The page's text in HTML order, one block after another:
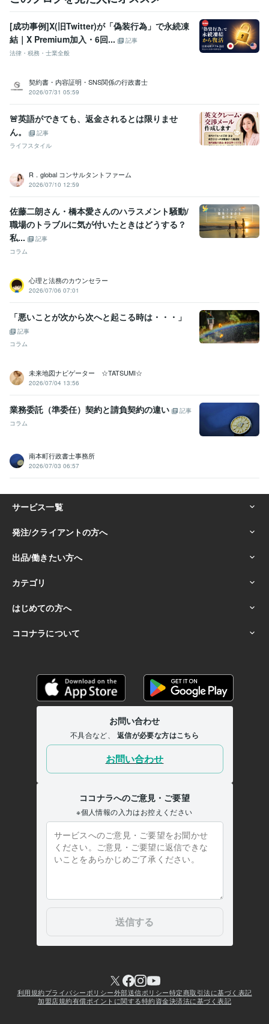
販売士 取得年 : 2006年
衛生管理者 取得年 : 2017年
福祉住環境コーディネーター 取得年 : 2018年
社会福祉主事任用資格
秘書技能検定 取得年 : 2006年
ビジネス能力検定（B検） 取得年 : 2006年
日商簿記検定2級
ビジネス・クリエイティブツール
Wix:2年ペライチ:4年
Google スプレッドシート:9年
Pages:1年
freee:3年Moneyfoward:1年Zoho:12年
PowerDirector:7年
得意分野
悩み相談・カウンセリング
【社会福祉士】家庭起因のメンタルケア
改善
ストレス
心理
カウンセリング
録】
手続 内容証明 契約
離婚協議
[成功事例]X(旧Twitter)が「偽装行為」で永続凍
結｜X Premium加入・6回...
記事
法律・税務・士業全般
契約書・内容証明・SNS関係の行政書士
2026/07/31 05:59
🚨英語ができても、返金されるとは限りませ
ん。
記事
ライフスタイル
R．global コンサルタントファーム
2026/07/10 12:59
佐藤二朗さん・橋本愛さんのハラスメント騒動/
職場のトラブルに気が付いたときはどうする？
私...
記事
コラム
心理と法務のカウンセラー
2026/07/06 07:01
「悪いことが次から次へと起こる時は・・・」
記事
コラム
未来地図ナビゲーター ☆TATSUMI☆
2026/07/04 13:56
業務委託（準委任）契約と請負契約の違い
記事
コラム
南本町行政書士事務所
2026/07/03 06:57